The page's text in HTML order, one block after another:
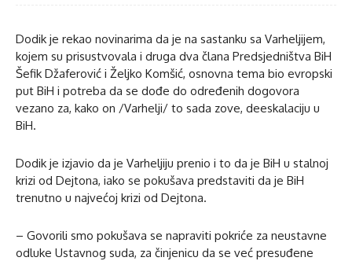
Dodik je rekao novinarima da je na sastanku sa Varheljijem,
kojem su prisustvovala i druga dva člana Predsjedništva BiH
Šefik Džaferović i Željko Komšić, osnovna tema bio evropski
put BiH i potreba da se dođe do određenih dogovora
vezano za, kako on /Varhelji/ to sada zove, deeskalaciju u
BiH.
Dodik je izjavio da je Varheljiju prenio i to da je BiH u stalnoj
krizi od Dejtona, iako se pokušava predstaviti da je BiH
trenutno u najvećoj krizi od Dejtona.
– Govorili smo pokušava se napraviti pokriće za neustavne
odluke Ustavnog suda, za činjenicu da se već presuđene